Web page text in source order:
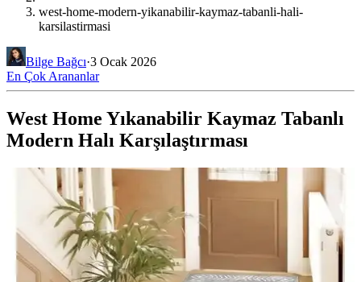
west-home-modern-yikanabilir-kaymaz-tabanli-hali-
karsilastirmasi
Bilge Bağcı·3 Ocak 2026
En Çok Arananlar
West Home Yıkanabilir Kaymaz Tabanlı
Modern Halı Karşılaştırması